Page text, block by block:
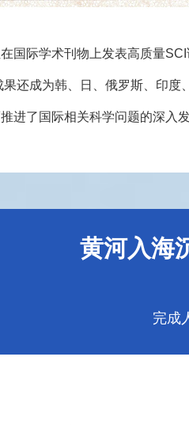
国际学术刊物上发表高质量
还成为韩、日、俄罗斯、印
进了国际相关科学问题的深入
黄河入海
完成